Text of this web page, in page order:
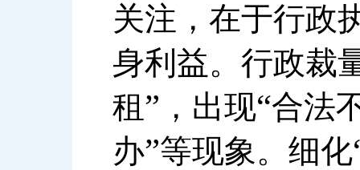
关注，在于行政
身利益。行政裁
租” ，出现“合法
办”等现象。细化